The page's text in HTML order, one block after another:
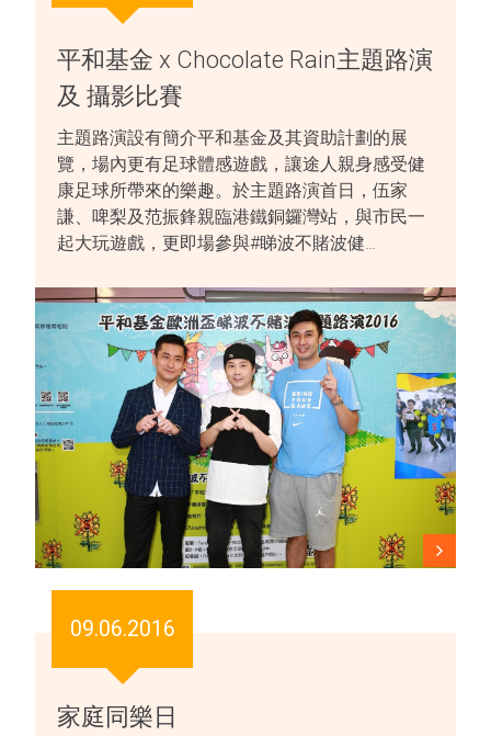
平和基金 x Chocolate Rain主題路演
及 攝影比賽
主題路演設有簡介平和基金及其資助計劃的展
覽，場內更有足球體感遊戲，讓途人親身感受健
康足球所帶來的樂趣。於主題路演首日，伍家
謙、啤梨及范振鋒親臨港鐵銅鑼灣站，與市民一
起大玩遊戲，更即場參與#睇波不賭波健…
09.06.2016
家庭同樂日